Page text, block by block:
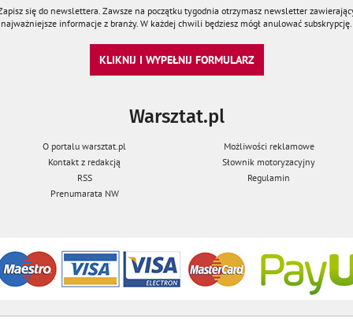
się do newslettera. Zawsze na początku tygodnia otrzymasz newsletter
najważniejsze informacje z branży. W każdej chwili będziesz mógł anulować subskrypcję.
KLIKNIJ I WYPEŁNIJ FORMULARZ
Warsztat.pl
O portalu warsztat.pl
Możliwości reklamowe
Kontakt z redakcją
Słownik motoryzacyjny
RSS
Regulamin
Prenumarata NW